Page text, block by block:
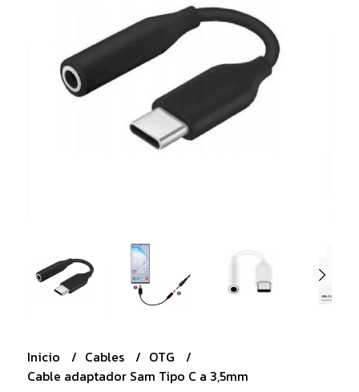
Inicio Cables
OTG
Cable adaptador Sam Tipo C a 3,5mm